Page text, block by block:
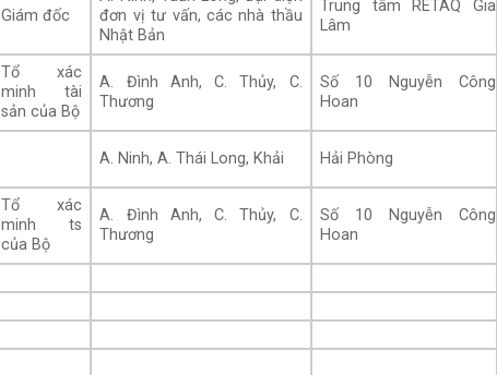
Giám đốc
đơn vị tư vấn, các nhà thầu
Nhật Bản
Trung tâm RETAQ Gia
Lâm
Tổ xác
minh tài
sản của Bộ
A. Đình Anh, C. Thủy, C.
Thương
Số 10 Nguyễn Công
Hoan
A. Ninh, A. Thái Long, Khải Hải Phòng
Tổ xác
minh ts
của Bộ
A. Đình Anh, C. Thủy, C.
Thương
Số 10 Nguyễn Công
Hoan